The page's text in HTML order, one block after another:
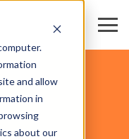
and allow
in
about our